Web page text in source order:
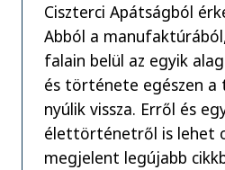
Ciszterci Apátságból
Abból a
falain belül az egyik
és története egészen
nyúlik vissza. Erről és
élettörténetről is lehet
megjelent legújabb